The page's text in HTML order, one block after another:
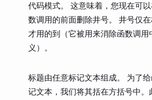
代码模式。 这意味着，您现在可
数调用的前面删除井号。 井号仅
才用的到（它被用来消除函数调用
义）。
标题由任意标记文本组成。 为了
记文本，我们将其括在方括号中。